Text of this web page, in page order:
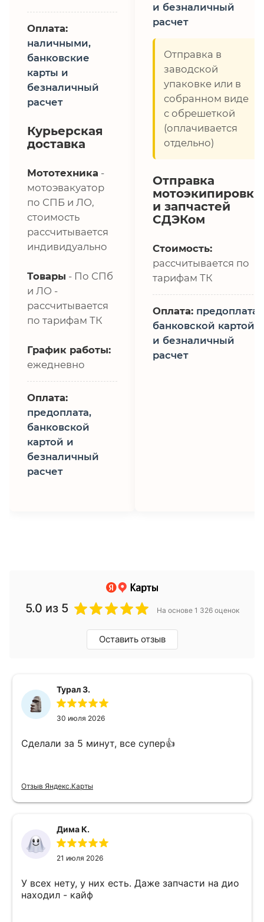
Оплата:
наличными,
банковские
карты и
безналичный
расчет
Курьерская
доставка
Мототехника -
мотоэвакуатор
по СПБ и ЛО,
стоимость
рассчитывается
индивидуально
Товары - По СПб
и ЛО -
рассчитывается
по тарифам ТК
График работы:
ежедневно
Оплата:
предоплата,
банковской
картой и
безналичный
расчет
и безналичный
расчет
Отправка в
заводской
упаковке или в
собранном виде
с обрешеткой
(оплачивается
отдельно)
Отправка
мотоэкипировки
и запчастей
СДЭКом
Стоимость:
рассчитывается по
тарифам ТК
Оплата: предоплата,
банковской картой
и безналичный
расчет
5.0 из 5 На основе 1 326 оценок
Оставить отзыв
Турал З.
30 июля 2026
Сделали за 5 минут, все супер👍
Отзыв Яндекс.Карты
Дима К.
21 июля 2026
У всех нету, у них есть. Даже запчасти на дио
находил - кайф